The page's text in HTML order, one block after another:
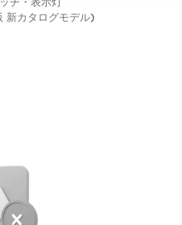
カタログモデル)